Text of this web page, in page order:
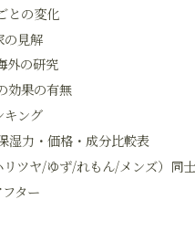
との変化
の見解
外の研究
効果の有無
キング
湿力・価格・成分比較表
ツヤ/ゆず/れもん/メンズ）同
ター